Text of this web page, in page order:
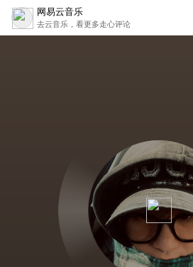
网易云音乐
去云音乐，看更多走心评论